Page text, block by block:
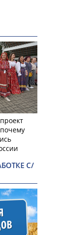
С/